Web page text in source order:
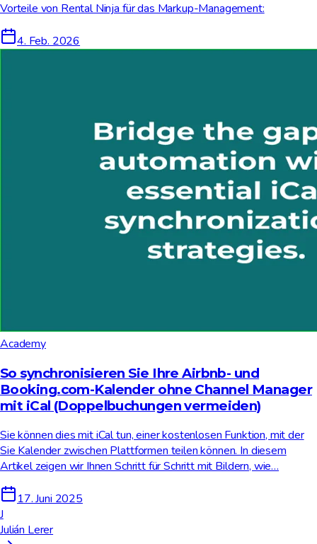
Vorteile von Rental Ninja für das Markup-Management:
4. Feb. 2026
Academy
So synchronisieren Sie Ihre Airbnb- und
Booking.com-Kalender ohne Channel Manager
mit iCal (Doppelbuchungen vermeiden)
Sie können dies mit iCal tun, einer kostenlosen Funktion, mit der
Sie Kalender zwischen Plattformen teilen können. In diesem
Artikel zeigen wir Ihnen Schritt für Schritt mit Bildern, wie…
17. Juni 2025
J
Julián Lerer